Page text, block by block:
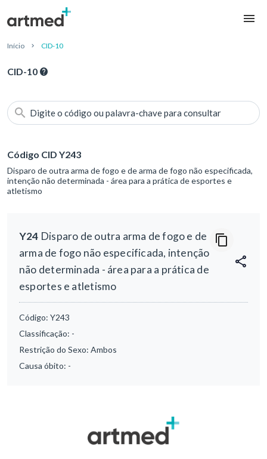
Início CID-10
CID-10
Digite o código ou palavra-chave para consultar
Código CID Y243
Disparo de outra arma de fogo e de arma de fogo não especificada,
intenção não determinada - área para a prática de esportes e
atletismo
Y24 Disparo de outra arma de fogo e de
arma de fogo não especificada, intenção
não determinada - área para a prática de
esportes e atletismo
Código: Y243
Classificação: -
Restrição do Sexo: Ambos
Causa óbito: -